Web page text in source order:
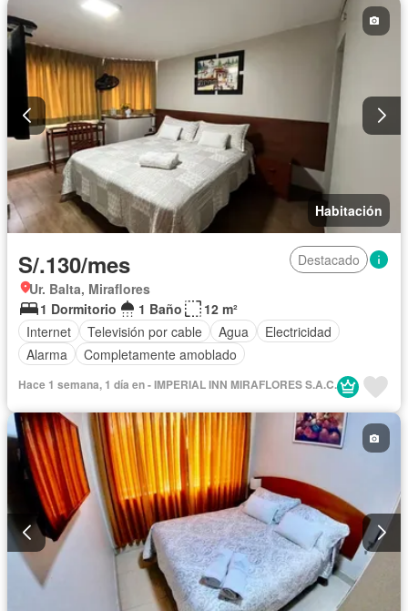
Habitación
S/.130/mes
Destacado
Ur. Balta, Miraflores
1 Dormitorio
1 Baño
12 m²
Internet
Televisión por cable Agua
Electricidad
Alarma
Completamente amoblado
Hace 1 semana, 1 día en - IMPERIAL INN MIRAFLORES S.A.C.